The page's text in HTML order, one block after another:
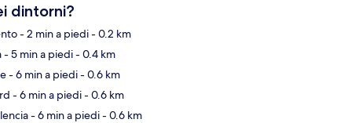
dintorni?
- 2 min a piedi- 0.2 km
- 5 min a piedi- 0.4 km
- 6 min a piedi- 0.6 km
- 6 min a piedi- 0.6 km
- 6 min a piedi- 0.6 km